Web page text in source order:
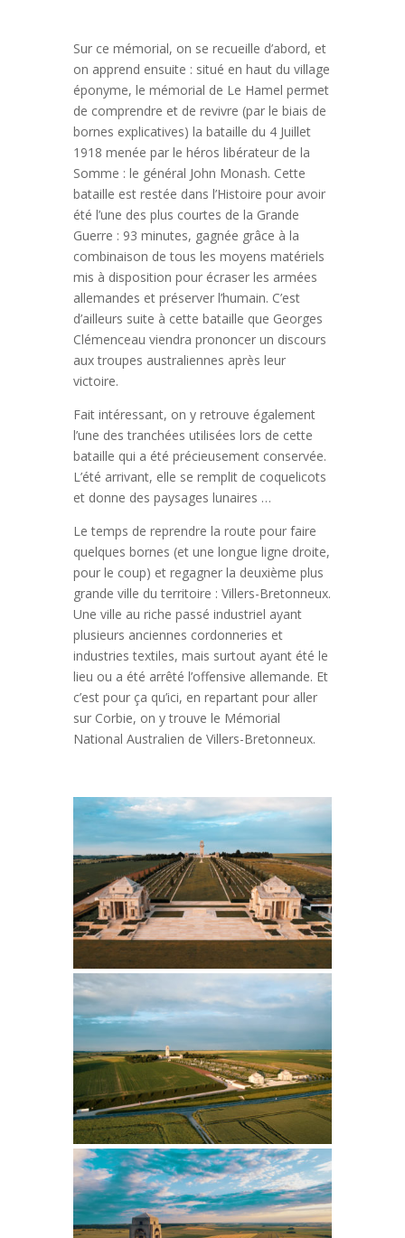
Sur ce mémorial, on se recueille d’abord, et
on apprend ensuite : situé en haut du village
éponyme, le mémorial de Le Hamel permet
de comprendre et de revivre (par le biais de
bornes explicatives) la bataille du 4 Juillet
1918 menée par le héros libérateur de la
Somme : le général John Monash. Cette
bataille est restée dans l’Histoire pour avoir
été l’une des plus courtes de la Grande
Guerre : 93 minutes, gagnée grâce à la
combinaison de tous les moyens matériels
mis à disposition pour écraser les armées
allemandes et préserver l’humain. C’est
d’ailleurs suite à cette bataille que Georges
Clémenceau viendra prononcer un discours
aux troupes australiennes après leur
victoire.
Fait intéressant, on y retrouve également
l’une des tranchées utilisées lors de cette
bataille qui a été précieusement conservée.
L’été arrivant, elle se remplit de coquelicots
et donne des paysages lunaires …
Le temps de reprendre la route pour faire
quelques bornes (et une longue ligne droite,
pour le coup) et regagner la deuxième plus
grande ville du territoire : Villers-Bretonneux.
Une ville au riche passé industriel ayant
plusieurs anciennes cordonneries et
industries textiles, mais surtout ayant été le
lieu ou a été arrêté l’offensive allemande. Et
c’est pour ça qu’ici, en repartant pour aller
sur Corbie, on y trouve le Mémorial
National Australien de Villers-Bretonneux.